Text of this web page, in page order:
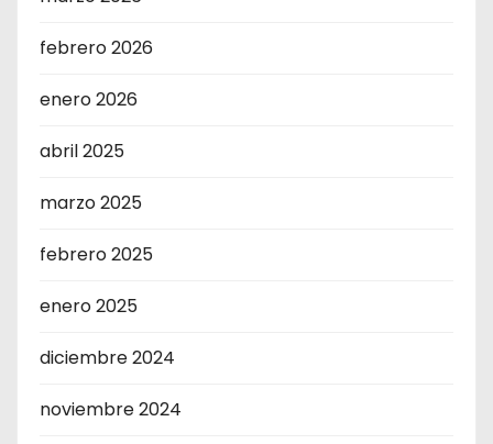
febrero 2026
enero 2026
abril 2025
marzo 2025
febrero 2025
enero 2025
diciembre 2024
noviembre 2024